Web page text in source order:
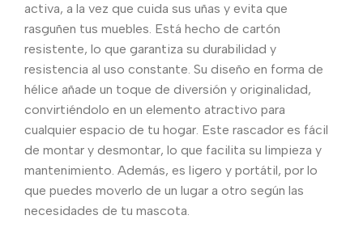
activa, a la vez que cuida sus uñas y evita que
rasguñen tus muebles. Está hecho de cartón
resistente, lo que garantiza su durabilidad y
resistencia al uso constante. Su diseño en forma de
hélice añade un toque de diversión y originalidad,
convirtiéndolo en un elemento atractivo para
cualquier espacio de tu hogar. Este rascador es fácil
de montar y desmontar, lo que facilita su limpieza y
mantenimiento. Además, es ligero y portátil, por lo
que puedes moverlo de un lugar a otro según las
necesidades de tu mascota.